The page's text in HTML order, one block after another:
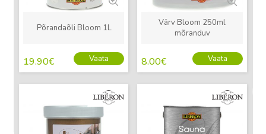
Põrandaõli Bloom 1L
19.90€ Vaata
Värv Bloom 250ml
mõranduv
8.00€ Vaata